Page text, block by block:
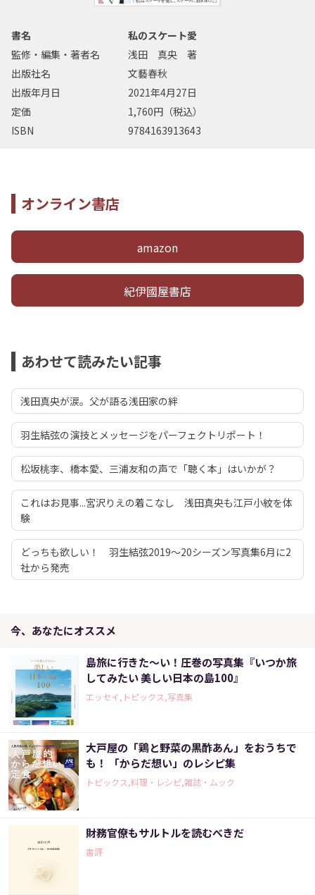
書名
私のスケート愛
監修・編集・著者名
浅田 真央 著
出版社名
文藝春秋
出版年月日
2021年4月27日
定価
1,760円（税込）
ISBN
9784163913643
オンライン書店
amazon
紀伊國屋書店
あわせて読みたい記事
浅田真央が涙。父が語る浅田家の絆
羽生結弦の演技とメッセージをパーフェクトリポート！
松坂桃李、橋本愛、三浦友和の声で「聴く本」はいかが？
これはお見事...宮沢りえの着こなし 浅田真央も江戸小紋を体
験
どっちも欲しい！ 羽生結弦2019～20シーズン写真集6月に2
社から発売
今、あなたにオススメ
島旅に行きた～い！圧巻の写真集『いつか旅
してみたい 美しい日本の島100』
エッセイ,トピックス,写真集
大戸屋の「鶏と野菜の黒酢あん」をおうちで
も！ 「からだ想い」のレシピ集
トピックス,料理・レシピ,雑誌・ムック
財務官僚もサルトルを読むべきだ
書評